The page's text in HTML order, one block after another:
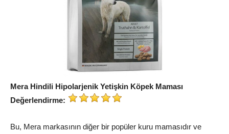
Mera Hindili Hipolarjenik Yetişkin Köpek Maması
Değerlendirme:
Bu, Mera markasının diğer bir popüler kuru mamasıdır ve